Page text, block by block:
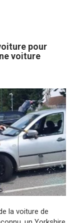
pour
voiture
la voiture de